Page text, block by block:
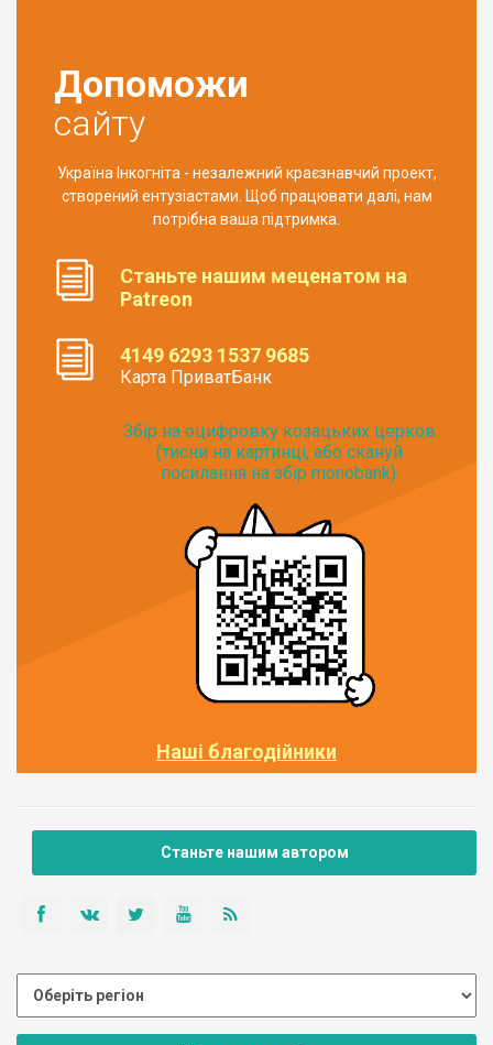
Допоможи
сайту
Україна Інкогніта - незалежний краєзнавчий проект,
створений ентузіастами. Щоб працювати далі, нам
потрібна ваша підтримка.
Станьте нашим меценатом на
Patreon
4149 6293 1537 9685
Карта ПриватБанк
Збір на оцифровку козацьких церков
(тисни на картинці, або скануй
посилання на збір monobank):
Наші благодійники
Станьте нашим автором